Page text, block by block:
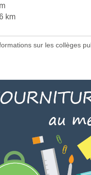
km
sur les collèges